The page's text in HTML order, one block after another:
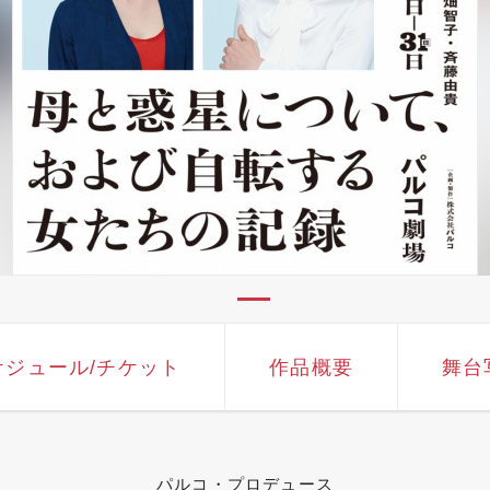
ジュール/チケット 作品概要 舞台
パルコ・プロデュース